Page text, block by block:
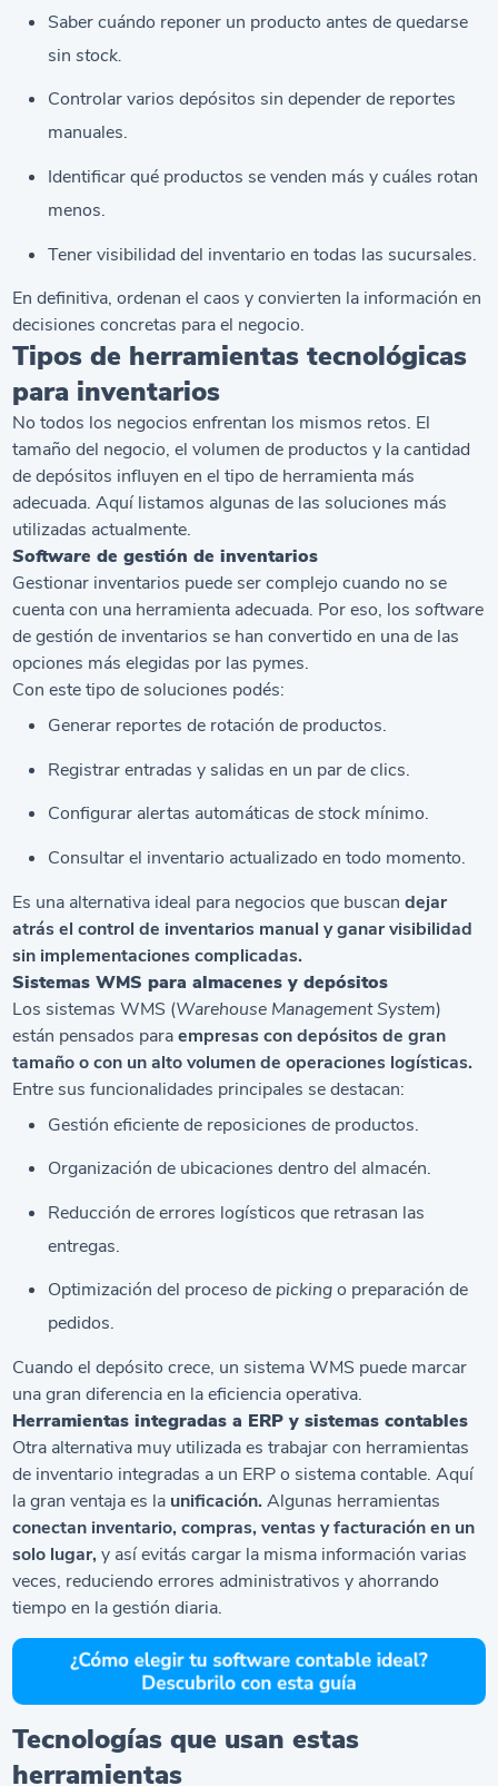
Saber cuándo reponer un producto antes de quedarse
sinstock.
Controlar varios depósitos sin depender de reportes
manuales.
Identificar qué productos se venden más y cuáles rotan
menos.
Tener visibilidad del inventario en todas las sucursales.
En definitiva, ordenan el caos y convierten la información en
decisiones concretas para el negocio.
Tipos de herramientas tecnológicas
para inventarios
No todos los negocios enfrentan los mismos retos. El
tamaño del negocio, el volumen de productos y la cantidad
de depósitos influyen en el tipo de herramienta más
adecuada. Aquí listamos algunas de las soluciones más
utilizadas actualmente.
Software de gestión de inventarios
Gestionar inventarios puede ser complejo cuando no se
cuenta con una herramienta adecuada. Por eso, lossoftware
de gestión de inventarios se han convertido en una de las
opciones más elegidas por las pymes.
Con este tipo de soluciones podés:
Generar reportes de rotación de productos.
Registrar entradas y salidas en un par de clics.
Configurar alertas automáticas destock mínimo.
Consultar el inventario actualizado en todo momento.
Es una alternativa ideal para negocios que buscandejar
atrás elcontrol de inventarios manual y ganar visibilidad
sin implementaciones complicadas.
Sistemas WMS para almacenes y depósitos
Los sistemas WMS (Warehouse Management System)
están pensados paraempresas con depósitos de gran
tamaño o con un alto volumen de operaciones logísticas.
Entre sus funcionalidades principales se destacan:
Gestión eficiente de reposiciones de productos.
Organización de ubicaciones dentro del almacén.
Reducción de errores logísticos que retrasan las
entregas.
Optimización del proceso depickingo preparación de
pedidos.
Cuando el depósito crece, un sistema WMS puede marcar
una gran diferencia en la eficiencia operativa.
Herramientas integradas a ERP y sistemas contables
Otra alternativa muy utilizada es trabajar con herramientas
de inventario integradas a un ERP o sistema contable. Aquí
la gran ventaja es la unificación. Algunas herramientas
conectan inventario, compras, ventas y facturación en un
solo lugar, y así evitás cargar la misma información varias
veces, reduciendo errores administrativos y ahorrando
tiempo en la gestión diaria.
Tecnologías que usan estas
herramientas